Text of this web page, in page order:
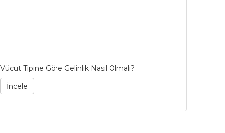
Vücut Tipine Göre Gelinlik Nasıl Olmalı?
İncele